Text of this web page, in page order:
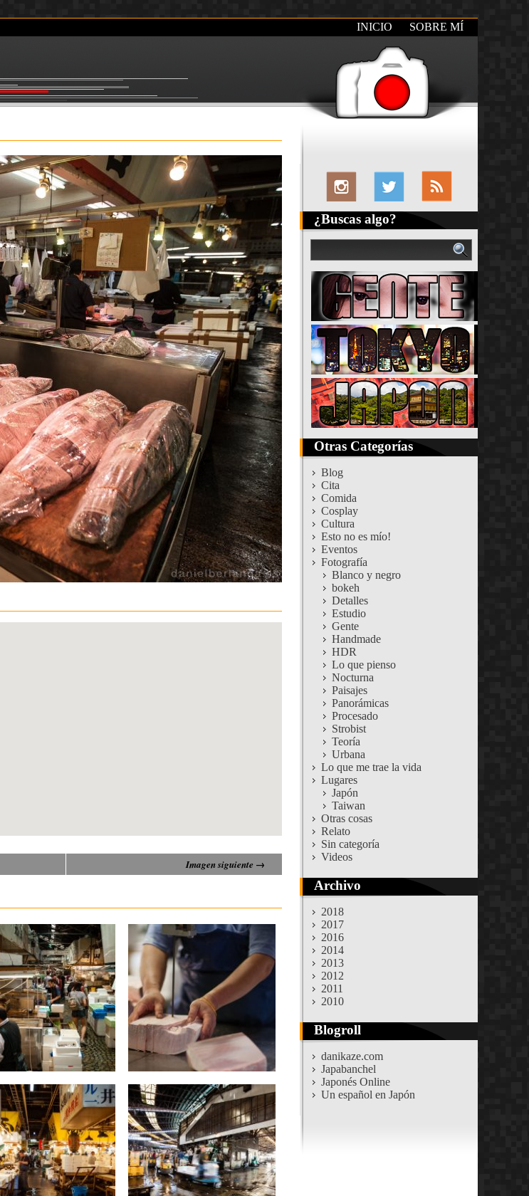
INICIO SOBRE MÍ
Imagen siguiente →
¿Buscas algo?
Otras Categorías
Blog
Cita
Comida
Cosplay
Cultura
Esto no es mío!
Eventos
Fotografía
Blanco y negro
bokeh
Detalles
Estudio
Gente
Handmade
HDR
Lo que pienso
Nocturna
Paisajes
Panorámicas
Procesado
Strobist
Teoría
Urbana
Lo que me trae la vida
Lugares
Japón
Taiwan
Otras cosas
Relato
Sin categoría
Videos
Archivo
2018
2017
2016
2014
2013
2012
2011
2010
Blogroll
danikaze.com
Japabanchel
Japonés Online
Un español en Japón